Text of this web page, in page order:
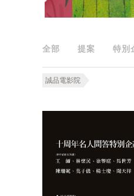
全部 提案 特別
誠品電影院